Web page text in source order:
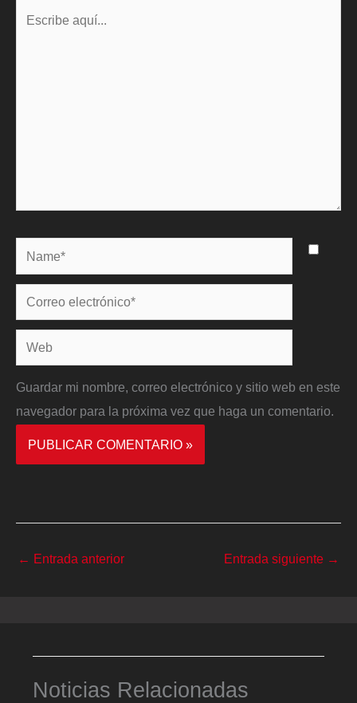
Name*
Correo
electrónico*
Web
Guardar mi nombre, correo electrónico y sitio web en este
navegador para la próxima vez que haga un comentario.
← Entrada anterior Entrada siguiente →
Noticias Relacionadas